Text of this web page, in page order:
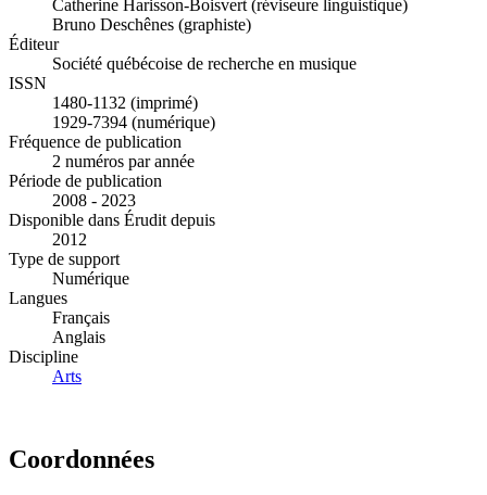
Catherine Harisson-Boisvert (réviseure linguistique)
Bruno Deschênes (graphiste)
Éditeur
Société québécoise de recherche en musique
ISSN
1480-1132 (imprimé)
1929-7394 (numérique)
Fréquence de publication
2 numéros par année
Période de publication
2008 - 2023
Disponible dans Érudit depuis
2012
Type de support
Numérique
Langues
Français
Anglais
Discipline
Arts
Coordonnées